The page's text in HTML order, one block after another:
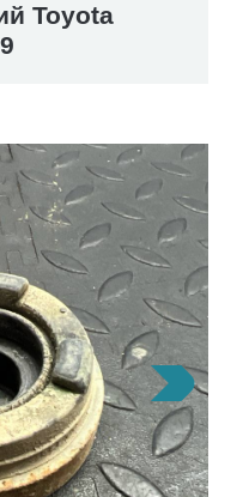
Toyota